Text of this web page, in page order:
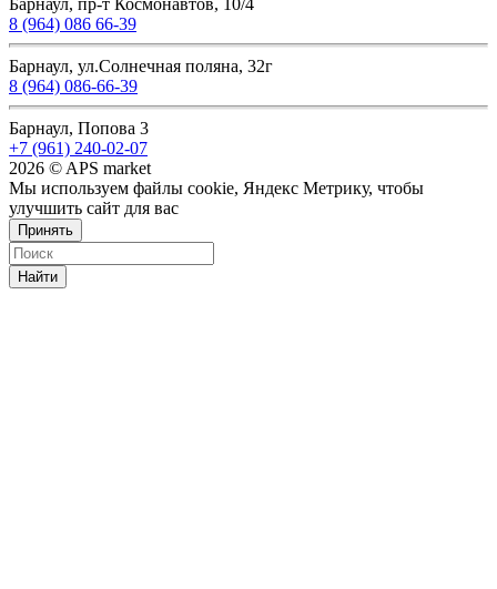
Барнаул, пр-т Космонавтов, 10/4
8 (964) 086 66-39
Барнаул, ул.Солнечная поляна, 32г
8 (964) 086-66-39
Барнаул, Попова 3
+7 (961) 240-02-07
2026 © APS market
Мы используем файлы cookie, Яндекс Метрику, чтобы
улучшить сайт для вас
Принять
Найти